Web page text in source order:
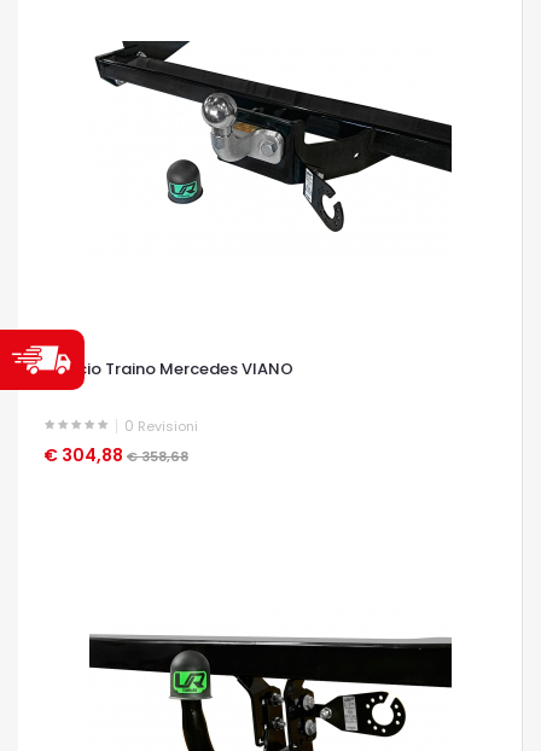
Gancio Traino Mercedes VIANO
0 Revisioni
€ 304,88 € 358,68
OCCHIATA VELOCE